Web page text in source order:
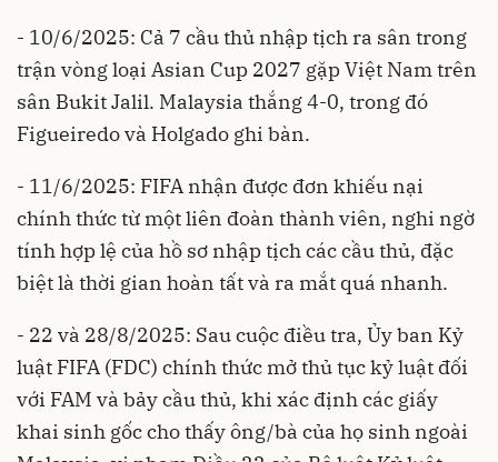
- 10/6/2025: Cả 7 cầu thủ nhập tịch ra sân trong
trận vòng loại Asian Cup 2027 gặp Việt Nam trên
sân Bukit Jalil. Malaysia thắng 4-0, trong đó
Figueiredo và Holgado ghi bàn.
- 11/6/2025: FIFA nhận được đơn khiếu nại
chính thức từ một liên đoàn thành viên, nghi ngờ
tính hợp lệ của hồ sơ nhập tịch các cầu thủ, đặc
biệt là thời gian hoàn tất và ra mắt quá nhanh.
- 22 và 28/8/2025: Sau cuộc điều tra, Ủy ban Kỷ
luật FIFA (FDC) chính thức mở thủ tục kỷ luật đối
với FAM và bảy cầu thủ, khi xác định các giấy
khai sinh gốc cho thấy ông/bà của họ sinh ngoài